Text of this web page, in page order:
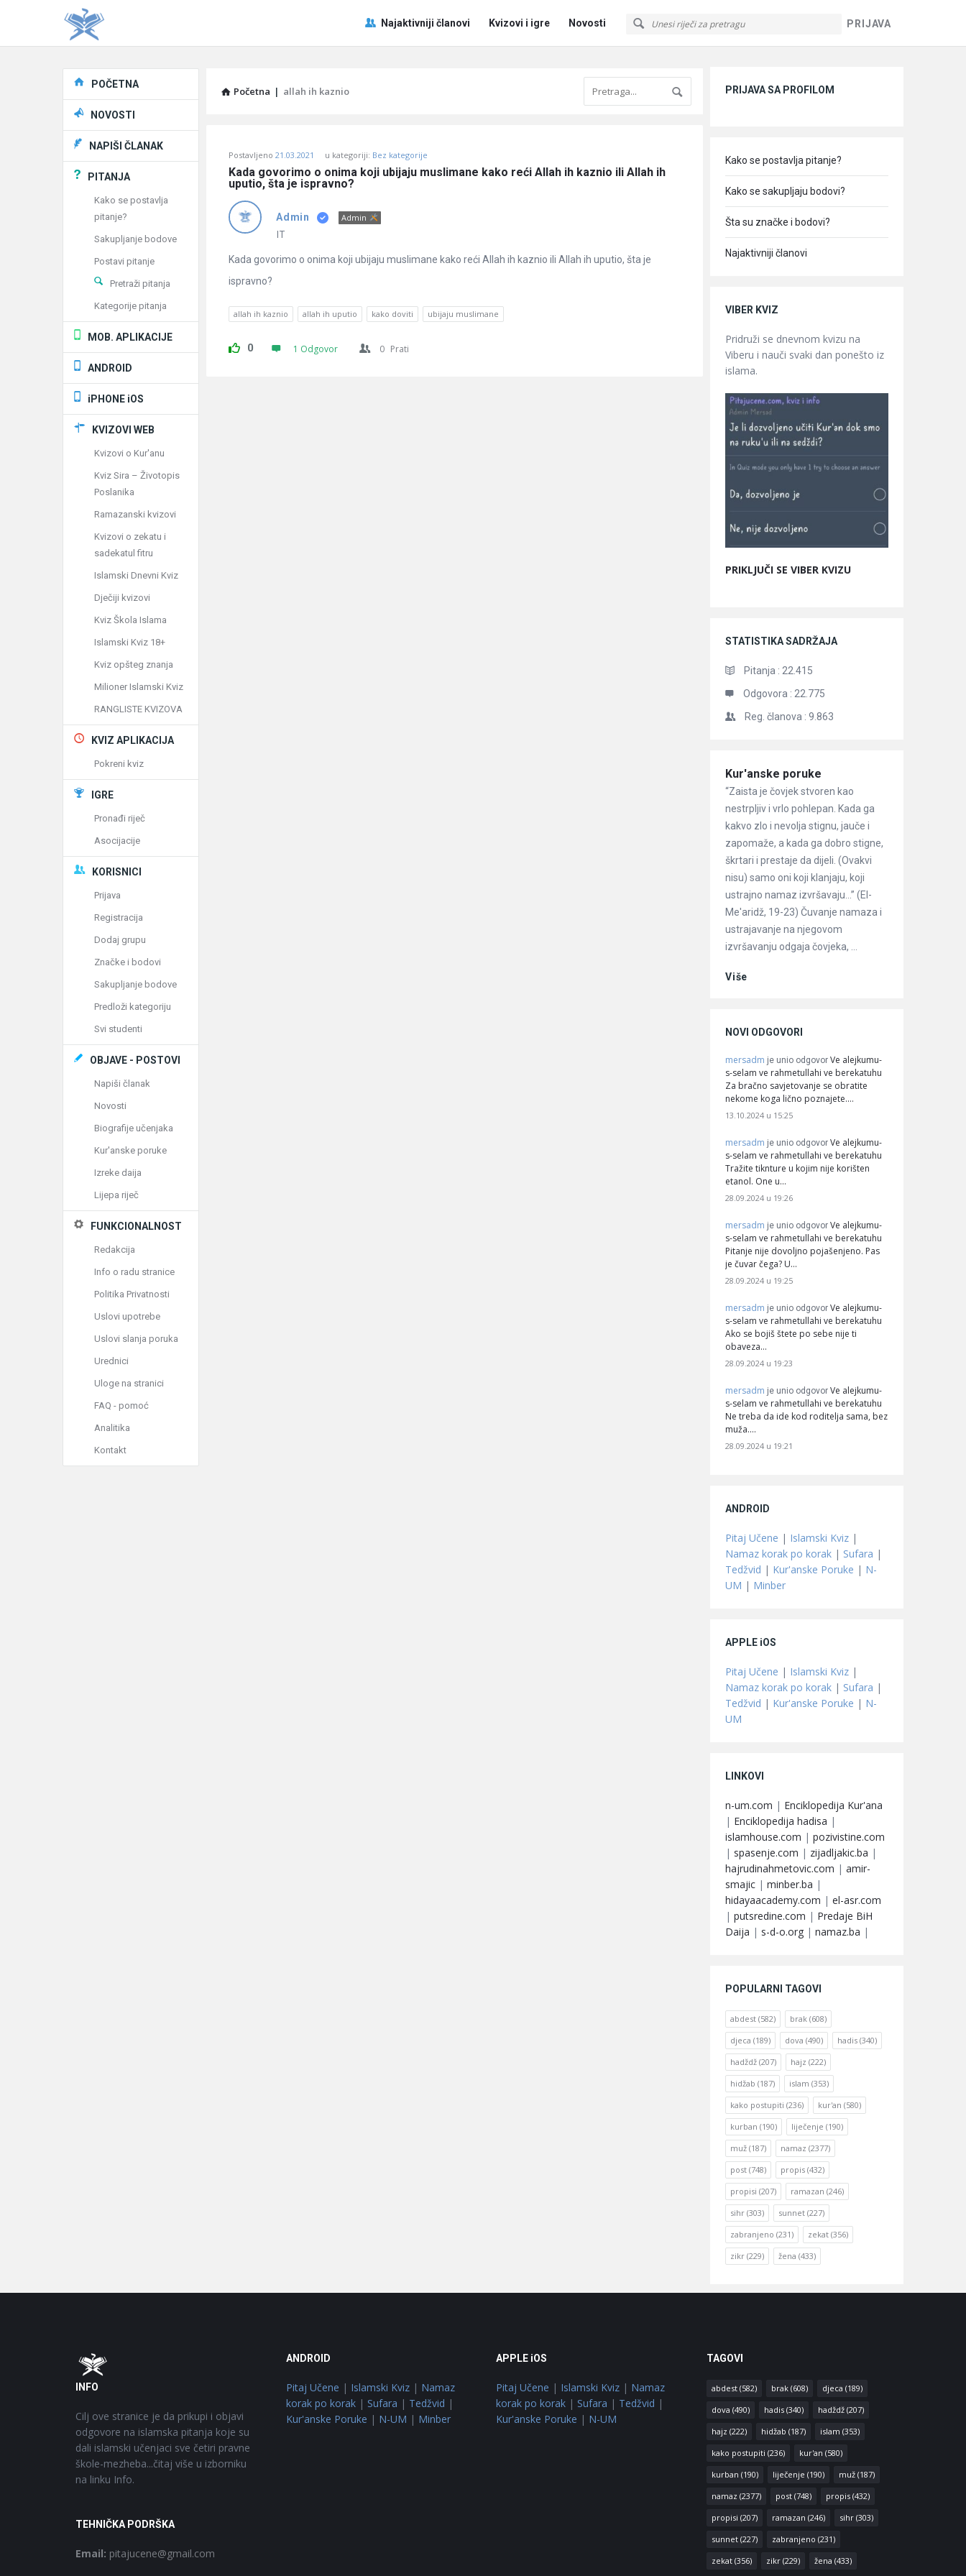
PRIJAVA
Pitaj
Učene
Najaktivniji članovi Kvizovi i igre Novosti
Početna | allah ih kaznio
Učene
Latest
Pitanja
Postavljeno 21.03.2021 u kategoriji: Bez kategorije
Kada govorimo o onima koji ubijaju muslimane kako reći Allah ih kaznio ili Allah ih
uputio, šta je ispravno?
Admin Admin
IT
Kada govorimo o onima koji ubijaju muslimane kako reći Allah ih kaznio ili Allah ih uputio, šta je
ispravno?
allah ih kaznio allah ih uputio kako doviti ubijaju muslimane
0 1 Odgovor 0 Prati
PRIJAVA SA PROFILOM
Kako se postavlja pitanje?
Kako se sakupljaju bodovi?
Šta su značke i bodovi?
Najaktivniji članovi
VIBER KVIZ
Pridruži se dnevnom kvizu na
Viberu i nauči svaki dan ponešto iz
islama.
PRIKLJUČI SE VIBER KVIZU
STATISTIKA SADRŽAJA
Pitanja : 22.415
Odgovora : 22.775
Reg. članova : 9.863
Članci
Kur'anske poruke
“Zaista je čovjek stvoren kao
nestrpljiv i vrlo pohlepan. Kada ga
kakvo zlo i nevolja stignu, jauče i
zapomaže, a kada ga dobro stigne,
škrtari i prestaje da dijeli. (Ovakvi
nisu) samo oni koji klanjaju, koji
ustrajno namaz izvršavaju…” (El-
Me'aridž, 19-23) Čuvanje namaza i
ustrajavanje na njegovom
izvršavanju odgaja čovjeka, ...
Više
NOVI ODGOVORI
mersadm je unio odgovor Ve alejkumu-
s-selam ve rahmetullahi ve berekatuhu
Za bračno savjetovanje se obratite
nekome koga lično poznajete.…
13.10.2024 u 15:25
mersadm je unio odgovor Ve alejkumu-
s-selam ve rahmetullahi ve berekatuhu
Tražite tiknture u kojim nije korišten
etanol. One u…
28.09.2024 u 19:26
mersadm je unio odgovor Ve alejkumu-
s-selam ve rahmetullahi ve berekatuhu
Pitanje nije dovoljno pojašenjeno. Pas
je čuvar čega? U…
28.09.2024 u 19:25
mersadm je unio odgovor Ve alejkumu-
s-selam ve rahmetullahi ve berekatuhu
Ako se bojiš štete po sebe nije ti
obaveza…
28.09.2024 u 19:23
mersadm je unio odgovor Ve alejkumu-
s-selam ve rahmetullahi ve berekatuhu
Ne treba da ide kod roditelja sama, bez
muža.…
28.09.2024 u 19:21
ANDROID
Pitaj Učene | Islamski Kviz |
Namaz korak po korak | Sufara |
Tedžvid | Kur'anske Poruke | N-
UM | Minber
APPLE iOS
Pitaj Učene | Islamski Kviz |
Namaz korak po korak | Sufara |
Tedžvid | Kur'anske Poruke | N-
UM
LINKOVI
n-um.com | Enciklopedija Kur'ana
| Enciklopedija hadisa |
islamhouse.com | pozivistine.com
| spasenje.com | zijadljakic.ba |
hajrudinahmetovic.com | amir-
smajic | minber.ba |
hidayaacademy.com | el-asr.com
| putsredine.com | Predaje BiH
Daija | s-d-o.org | namaz.ba |
POPULARNI TAGOVI
abdest (582) brak (608)
djeca (189) dova (490) hadis (340)
hadždž (207) hajz (222)
hidžab (187) islam (353)
kako postupiti (236) kur'an (580)
kurban (190) liječenje (190)
muž (187) namaz (2377)
post (748) propis (432)
propisi (207) ramazan (246)
sihr (303) sunnet (227)
zabranjeno (231) zekat (356)
zikr (229) žena (433)
Explore
POČETNA
NOVOSTI
NAPIŠI ČLANAK
PITANJA
Kako se postavlja
pitanje?
Sakupljanje bodove
Postavi pitanje
Pretraži pitanja
Kategorije pitanja
MOB. APLIKACIJE
ANDROID
iPHONE iOS
KVIZOVI WEB
Kvizovi o Kur'anu
Kviz Sira – Životopis
Poslanika
Ramazanski kvizovi
Kvizovi o zekatu i
sadekatul fitru
Islamski Dnevni Kviz
Dječiji kvizovi
Kviz Škola Islama
Islamski Kviz 18+
Kviz opšteg znanja
Milioner Islamski Kviz
RANGLISTE KVIZOVA
KVIZ APLIKACIJA
Pokreni kviz
IGRE
Pronađi riječ
Asocijacije
KORISNICI
Prijava
Registracija
Dodaj grupu
Značke i bodovi
Sakupljanje bodove
Predloži kategoriju
Svi studenti
OBJAVE - POSTOVI
Napiši članak
Novosti
Biografije učenjaka
Kur'anske poruke
Izreke daija
Lijepa riječ
FUNKCIONALNOST
Redakcija
Info o radu stranice
Politika Privatnosti
Uslovi upotrebe
Uslovi slanja poruka
Urednici
Uloge na stranici
FAQ - pomoć
Analitika
Kontakt
Footer
INFO
Cilj ove stranice je da prikupi i objavi
odgovore na islamska pitanja koje su
dali islamski učenjaci sve četiri pravne
škole-mezheba...čitaj više u izborniku
na linku Info.
TEHNIČKA PODRŠKA
Email: pitajucene@gmail.com
ANDROID
Pitaj Učene | Islamski Kviz| Namaz
korak po korak| Sufara | Tedžvid |
Kur'anske Poruke | N-UM | Minber
APPLE iOS
Pitaj Učene | Islamski Kviz | Namaz
korak po korak | Sufara | Tedžvid |
Kur'anske Poruke | N-UM
TAGOVI
abdest(582) brak(608) djeca (189)
dova (490) hadis(340) hadždž(207)
hajz (222) hidžab (187) islam (353)
kako postupiti (236) kur'an (580)
kurban (190) liječenje (190) muž(187)
namaz (2377) post(748) propis(432)
propisi (207) ramazan (246) sihr(303)
sunnet(227) zabranjeno (231)
zekat(356) zikr(229) žena (433)